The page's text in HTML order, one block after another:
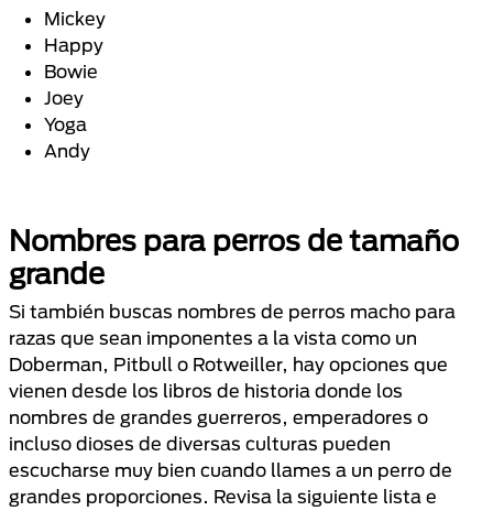
Mickey
Happy
Bowie
Joey
Yoga
Andy
Nombres para perros de tamaño
grande
Si también buscas nombres de perros macho para
razas que sean imponentes a la vista como un
Doberman, Pitbull o Rotweiller, hay opciones que
vienen desde los libros de historia donde los
nombres de grandes guerreros, emperadores o
incluso dioses de diversas culturas pueden
escucharse muy bien cuando llames a un perro de
grandes proporciones. Revisa la siguiente lista e